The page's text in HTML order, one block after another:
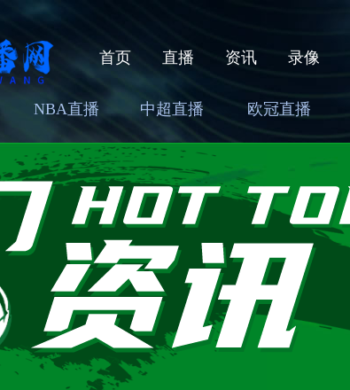
首页 直播 资讯 录像
NBA直播 中超直播 欧冠直播